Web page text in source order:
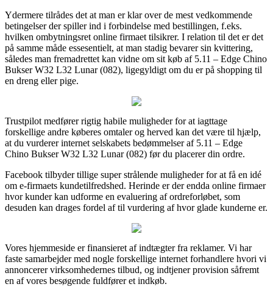
Ydermere tilrådes det at man er klar over de mest vedkommende
betingelser der spiller ind i forbindelse med bestillingen, f.eks.
hvilken ombytningsret online firmaet tilsikrer. I relation til det er det
på samme måde essesentielt, at man stadig bevarer sin kvittering,
således man fremadrettet kan vidne om sit køb af 5.11 – Edge Chino
Bukser W32 L32 Lunar (082), ligegyldigt om du er på shopping til
en dreng eller pige.
Trustpilot medfører rigtig habile muligheder for at iagttage
forskellige andre køberes omtaler og herved kan det være til hjælp,
at du vurderer internet selskabets bedømmelser af 5.11 – Edge
Chino Bukser W32 L32 Lunar (082) før du placerer din ordre.
Facebook tilbyder tillige super strålende muligheder for at få en idé
om e-firmaets kundetilfredshed. Herinde er der endda online firmaer
hvor kunder kan udforme en evaluering af ordreforløbet, som
desuden kan drages fordel af til vurdering af hvor glade kunderne er.
Vores hjemmeside er finansieret af indtægter fra reklamer. Vi har
faste samarbejder med nogle forskellige internet forhandlere hvori vi
annoncerer virksomhedernes tilbud, og indtjener provision såfremt
en af vores besøgende fuldfører et indkøb.